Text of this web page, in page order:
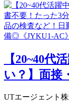
【20~40代
い？】面接
UTエージェント